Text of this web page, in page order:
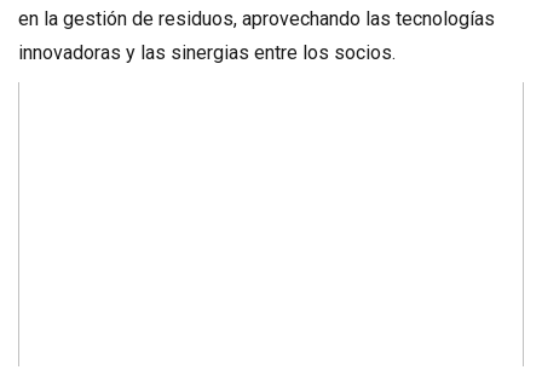
en la gestión de residuos, aprovechando las tecnologías
innovadoras y las sinergias entre los socios.